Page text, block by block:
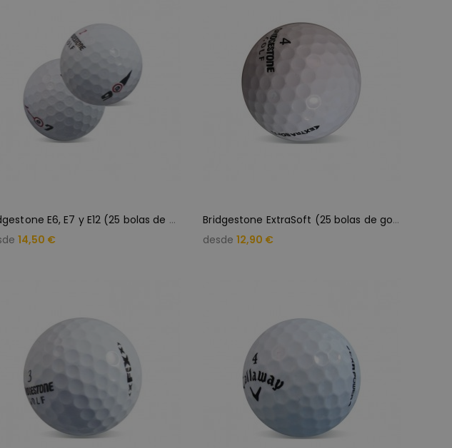
B
ridgestone E6, E7 y E12 (25 bolas de golf)
14,50 €
B
ridgestone ExtraSoft (25 bolas de golf)
desde12,90 €